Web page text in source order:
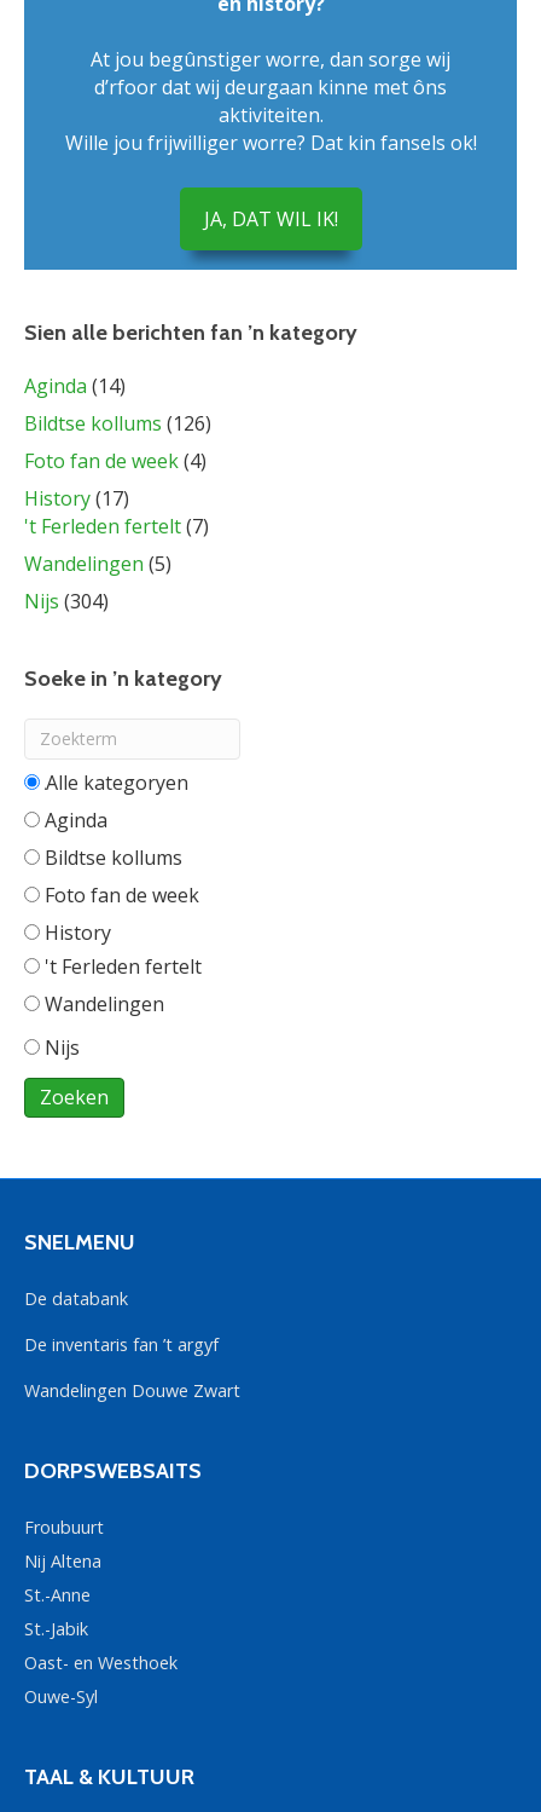
At jou begûnstiger worre, dan sorge wij
d’rfoor dat wij deurgaan kinne met ôns
aktiviteiten.
Wille jou frijwilliger worre? Dat kin fansels ok!
JA, DAT WIL IK!
Sien alle berichten fan ’n kategory
Aginda (14)
Bildtse kollums (126)
Foto fan de week(4)
History(17)
't Ferleden fertelt(7)
Wandelingen (5)
Nijs (304)
Soeke in ’n kategory
Alle categorieën
Aginda
Bildtse kollums
Foto fan de week
History
't Ferleden fertelt
Wandelingen
Nijs
SNELMENU
De databank
De inventaris fan ’t argyf
Wandelingen Douwe Zwart
DORPSWEBSAITS
Froubuurt
Nij Altena
St.-Anne
St.-Jabik
Oast- en Westhoek
Ouwe-Syl
TAAL & KULTUUR